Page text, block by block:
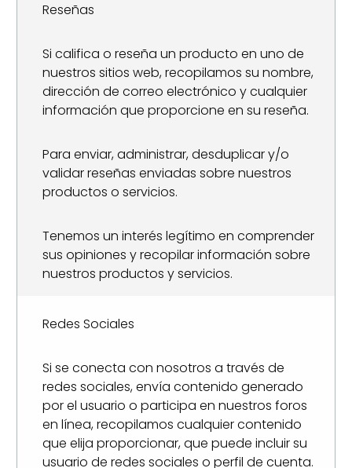
Reseñas
Si califica o reseña un producto en uno de
nuestros sitios web, recopilamos su nombre,
dirección de correo electrónico y cualquier
información que proporcione en su reseña.
Para enviar, administrar, desduplicar y/o
validar reseñas enviadas sobre nuestros
productos o servicios.
Tenemos un interés legítimo en comprender
sus opiniones y recopilar información sobre
nuestros productos y servicios.
Redes Sociales
Si se conecta con nosotros a través de
redes sociales, envía contenido generado
por el usuario o participa en nuestros foros
en línea, recopilamos cualquier contenido
que elija proporcionar, que puede incluir su
usuario de redes sociales o perfil de cuenta.